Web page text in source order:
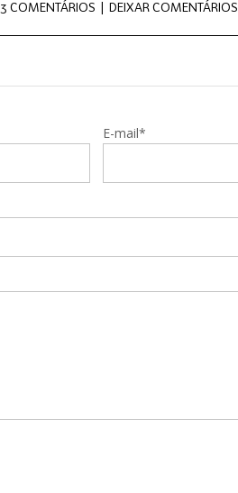
3 COMENTÁRIOS | DEIXAR COMENTÁRIOS
E-mail*